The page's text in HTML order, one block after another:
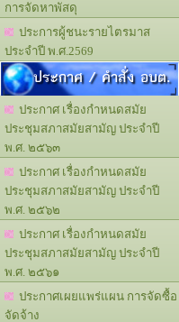
การจัดหาพัสดุ
ประการผู้ชนะรายไตรมาส
ประจำปี พ.ศ.2569
ประกาศ / คำสั่ง อบต.
ประกาศ เรื่องกำหนดสมัย
ประชุมสภาสมัยสามัญ ประจำปี
พ.ศ. ๒๕๖๓
ประกาศ เรื่องกำหนดสมัย
ประชุมสภาสมัยสามัญ ประจำปี
พ.ศ. ๒๕๖๒
ประกาศ เรื่องกำหนดสมัย
ประชุมสภาสมัยสามัญ ประจำปี
พ.ศ. ๒๕๖๑
ประกาศเผยแพร่แผน การจัดซื้อ
จัดจ้าง